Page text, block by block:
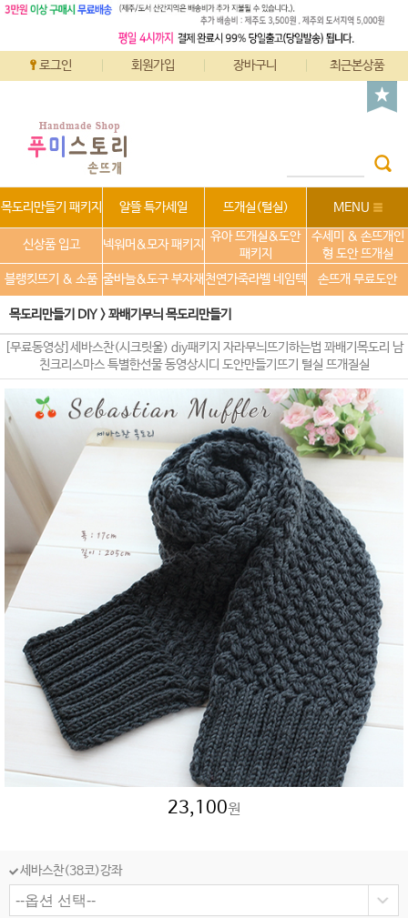
로그인 회원가입 장바구니 최근본상품
목도리만들기 패키지 알뜰 특가세일 뜨개실(털실) MENU
신상품 입고 넥워머&모자 패키지
유아 뜨개실&도안
패키지
수세미 & 손뜨개인
형 도안 뜨개실
블랭킷뜨기 & 소품 줄바늘&도구 부자재 천연가죽라벨 네임텍 손뜨개 무료도안
목도리만들기 DIY >꽈배기무늬 목도리만들기
[무료동영상]세바스찬(시크릿울) diy패키지 자라무늬뜨기하는법 꽈배기목도리 남
친크리스마스 특별한선물 동영상시디 도안만들기뜨기 털실 뜨개질실
23,100원
세바스찬(38코)강좌